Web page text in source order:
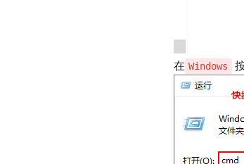
在 Windows